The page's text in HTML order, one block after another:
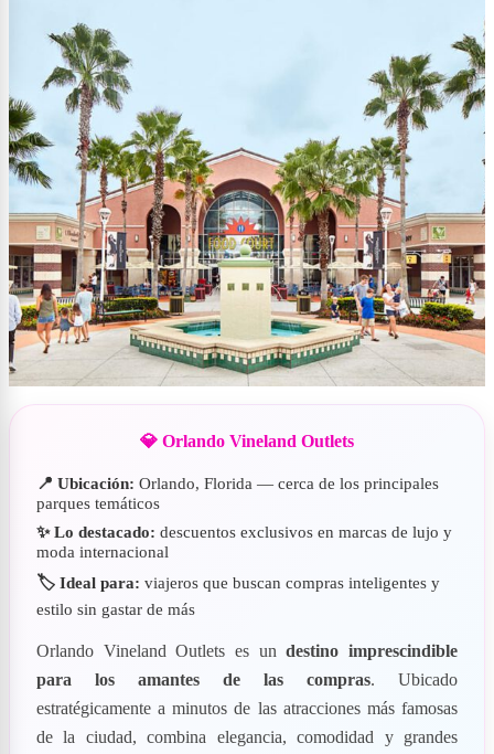
💎 Orlando Vineland Outlets
📍 Ubicación: Orlando, Florida — cerca de los principales
parques temáticos
✨ Lo destacado: descuentos exclusivos en marcas de lujo y
moda internacional
🏷️ Ideal para: viajeros que buscan compras inteligentes y
estilo sin gastar de más
Orlando Vineland Outlets es undestino imprescindible
para los amantes de las compras. Ubicado
estratégicamente a minutos de las atracciones más famosas
de la ciudad, combina elegancia, comodidad y grandes